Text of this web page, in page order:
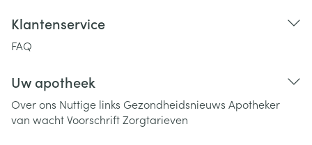
Klantenservice
FAQ
Uw apotheek
Over ons Nuttige links Gezondheidsnieuws Apotheker
van wachtVoorschriftZorgtarieven